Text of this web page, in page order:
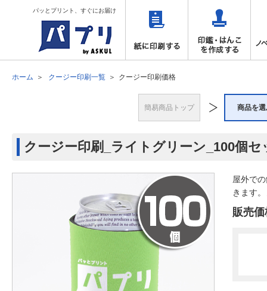
パッとプリント、すぐにお届け
ホーム クージー印刷一覧 クージー印刷価格
簡易商品トップ 商品を
クージー印刷_ライトグリーン_100個セ
屋外で
きます
販売価